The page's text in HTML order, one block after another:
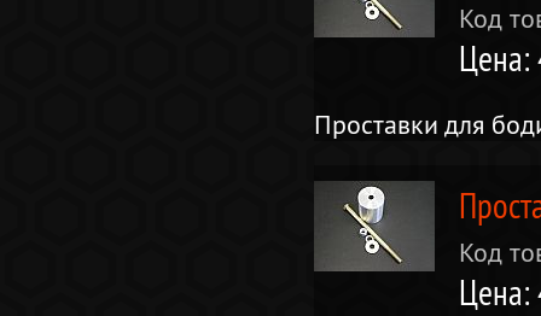
Код
Цена:
Проставки для
Код
Цена: